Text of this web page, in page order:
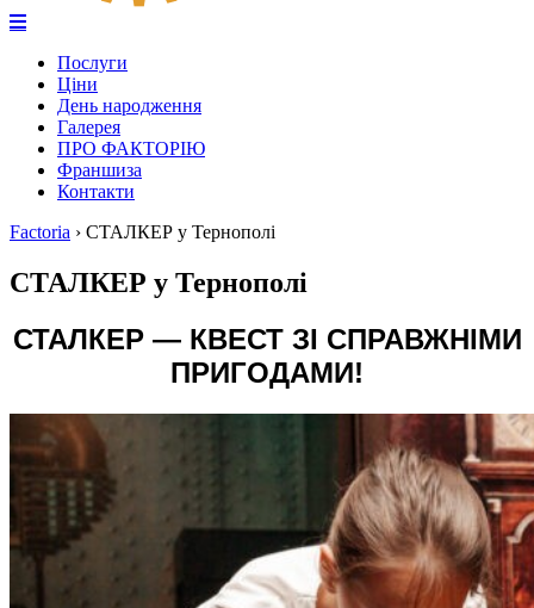
Послуги
Ціни
День народження
Галерея
ПРО ФАКТОРІЮ
Франшиза
Контакти
Factoria › СТАЛКЕР у Тернополі
СТАЛКЕР у Тернополі
СТАЛКЕР— КВЕСТ ЗІ СПРАВЖНІМИ
ПРИГОДАМИ!